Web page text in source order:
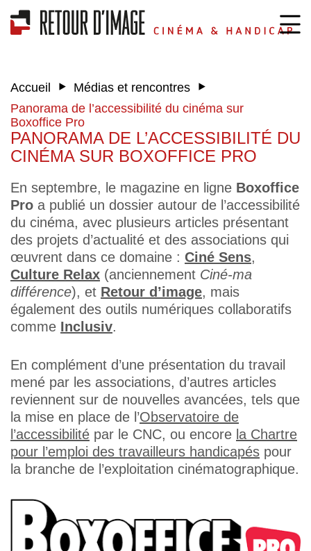
Accueil ‣ Médias et rencontres ‣
Panorama de l’accessibilité du cinéma sur
Boxoffice Pro
PANORAMA DE L’ACCESSIBILITÉ DU
CINÉMA SUR BOXOFFICE PRO
En septembre, le magazine en ligne Boxoffice
Pro a publié un dossier autour de l’accessibilité
du cinéma, avec plusieurs articles présentant
des projets d’actualité et des associations qui
œuvrent dans ce domaine : Ciné Sens,
Culture Relax (anciennement Ciné-ma
différence), et Retour d’image, mais
également des outils numériques collaboratifs
comme Inclusiv.
En complément d’une présentation du travail
mené par les associations, d’autres articles
reviennent sur de nouvelles avancées, tels que
la mise en place de l’Observatoire de
l’accessibilité par le CNC, ou encore la Chartre
pour l’emploi des travailleurs handicapés pour
la branche de l’exploitation cinématographique.